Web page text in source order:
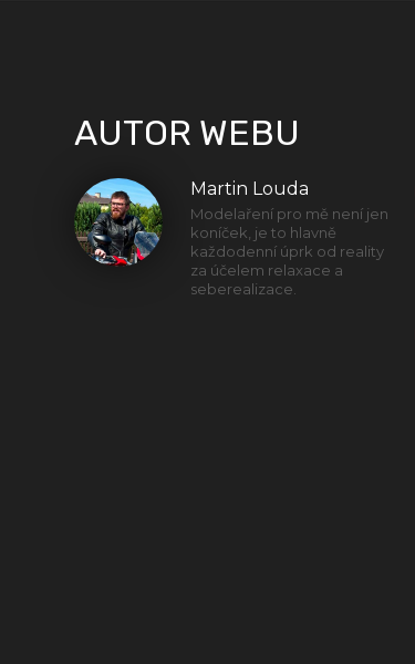
AUTOR WEBU
Martin Louda
Modelaření pro mě není jen
koníček, je to hlavně
každodenní úprk od reality
za účelem relaxace a
seberealizace.